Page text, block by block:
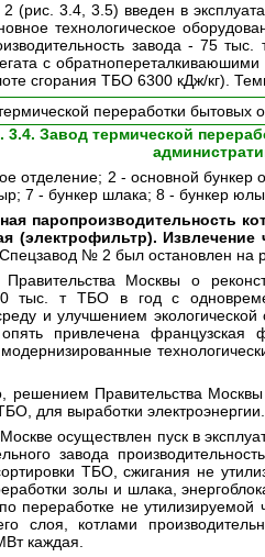
2 (рис. 3.4, 3.5) введен в
технологическое
завода - 75
с
сгорания ТБО 6300 кДж/кг).
3.4. Завод термической
отделение; 2 - основной бункер
7 - бункер шлака; 8 - бункер
паропроизводительность
(электрофильтр).
№ 2 был остановлен на
Москвы о
тыс. т ТБО в год с
и улучшением экологической
привлечена
модернизированные
решением Правительства
для выработки электроэнергии.
осуществлен пуск в
завода
ТБО, сжигания не
золы и шлака,
переработке не
слоя, котлами
каждая.